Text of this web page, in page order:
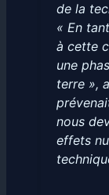
de la
« En
à cette
une
terre »,
nous
effets